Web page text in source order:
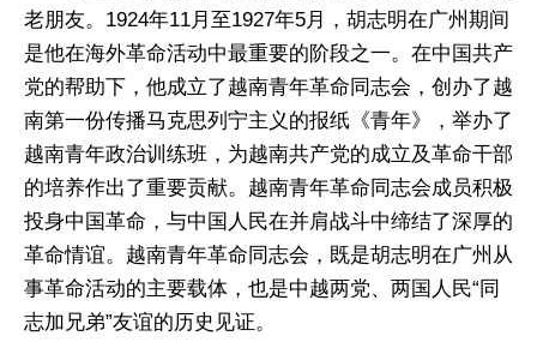
老朋友。1924年11月至1927年5月，胡志明在广州期间
是他在海外革命活动中最重要的阶段之一。在中国共产
党的帮助下，他成立了越南青年革命同志会，创办了越
南第一份传播马克思列宁主义的报纸《青年》，举办了
越南青年政治训练班，为越南共产党的成立及革命干部
的培养作出了重要贡献。越南青年革命同志会成员积极
投身中国革命，与中国人民在并肩战斗中缔结了深厚的
革命情谊。越南青年革命同志会，既是胡志明在广州从
事革命活动的主要载体，也是中越两党、两国人民“同
志加兄弟”友谊的历史见证。